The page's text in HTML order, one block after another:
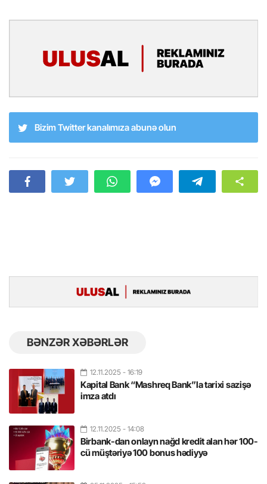
Bizim Twitter kanalımıza abunə olun
BƏNZƏR XƏBƏRLƏR
12.11.2025 - 16:19
Kapital Bank “Mashreq Bank”la tarixi sazişə
imza atdı
12.11.2025 - 14:08
Birbank-dan onlayn nağd kredit alan hər 100-
cü müştəriyə 100 bonus hədiyyə